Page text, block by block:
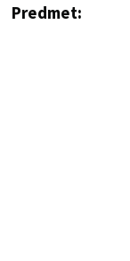
Predmet: